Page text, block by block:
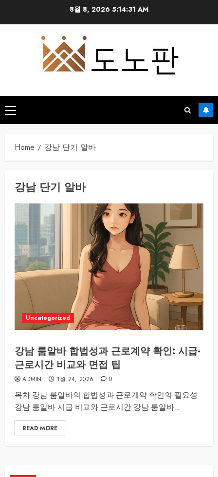
8월 8, 2026 5:14:32 AM
Primary
Menu
Home 강남 단기 알바
강남 단기 알바
Uncategorized
강남 룸알바 합법성과 근로계약 확인: 시급·
근로시간 비교와 면접 팁
ADMIN 1월 24, 2026 0
목차 강남 룸알바의 합법성과 근로계약 확인의 필요성
강남 룸알바 시급 비교와 근로시간 강남 룸알바...
READ MORE